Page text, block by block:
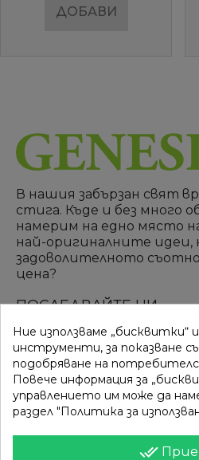
ДОБАВИ
В нашия забързан свят
стига. Къде и без много
намерим на едно място
най-оригиналните идеи,
задоволителното
цена?
ПОСЛЕДВАЙТЕ НИ
ВРЪЗКИ
Вход
Ние използваме „бисквитки“
инструменти, за показване
подобряване на
Повече информация за
управлението им може да
раздел "Политика за
done_all